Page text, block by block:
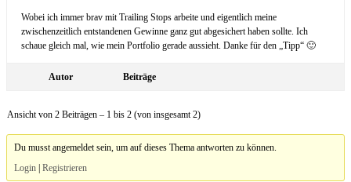
Wobei ich immer brav mit Trailing Stops arbeite und eigentlich meine
zwischenzeitlich entstandenen Gewinne ganz gut abgesichert haben sollte. Ich
schaue gleich mal, wie mein Portfolio gerade aussieht. Danke für den „Tipp“ 🙂
Autor Beiträge
Ansicht von 2 Beiträgen – 1 bis 2 (von insgesamt 2)
Du musst angemeldet sein, um auf dieses Thema antworten zu können.
Login |Registrieren